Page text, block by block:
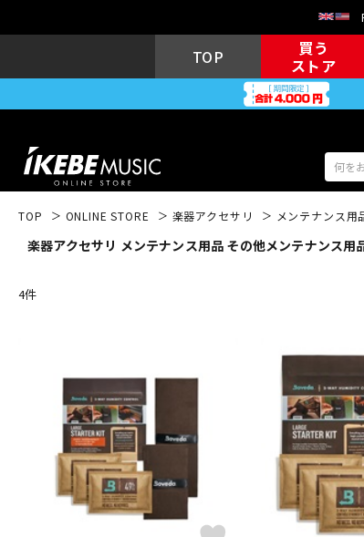
TOP
買う
ストア
アコ
DJ機器 DTM
中古 ヴィン
TOP ONLINE STORE 楽器アクセサリ メンテナンス用
楽器アクセサリ メンテナンス用品 その他メンテナンス
4件